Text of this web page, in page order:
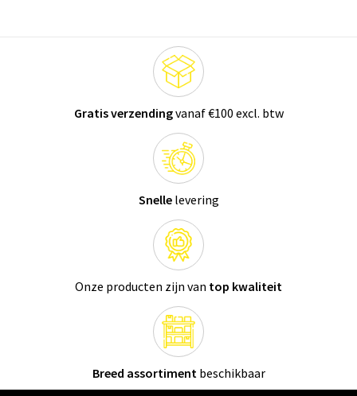
Gratis verzendingvanaf €100 excl. btw
Snellelevering
Onze producten zijn van top kwaliteit
Breed assortiment beschikbaar